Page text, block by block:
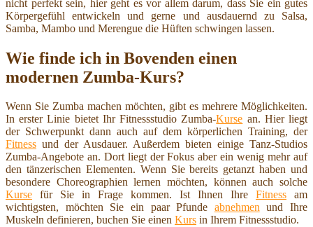
nicht perfekt sein, hier geht es vor allem darum, dass Sie ein gutes
Körpergefühl entwickeln und gerne und ausdauernd zu Salsa,
Samba, Mambo und Merengue die Hüften schwingen lassen.
Wie finde ich in Bovenden einen
modernen Zumba-Kurs?
Wenn Sie Zumba machen möchten, gibt es mehrere Möglichkeiten.
In erster Linie bietet Ihr Fitnessstudio Zumba-Kurse an. Hier liegt
der Schwerpunkt dann auch auf dem körperlichen Training, der
Fitness und der Ausdauer. Außerdem bieten einige Tanz-Studios
Zumba-Angebote an. Dort liegt der Fokus aber ein wenig mehr auf
den tänzerischen Elementen. Wenn Sie bereits getanzt haben und
besondere Choreographien lernen möchten, können auch solche
Kurse für Sie in Frage kommen. Ist Ihnen Ihre Fitness am
wichtigsten, möchten Sie ein paar Pfunde abnehmenund Ihre
Muskeln definieren, buchen Sie einen Kurs in Ihrem Fitnessstudio.